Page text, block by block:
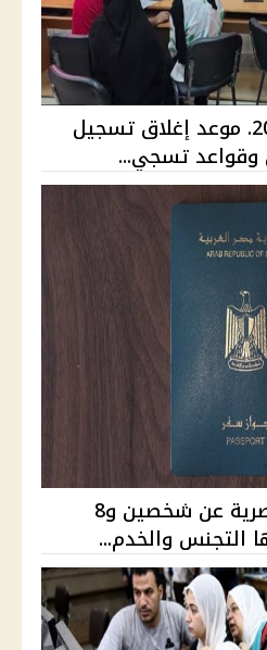
تنسيق الجامعات 2026. موعد إغلاق تسجيل
وقواعد تسجي...
إسقاط الجنسية المصرية عن شخصين و8
التجنس والخدم...